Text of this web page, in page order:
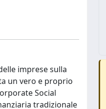
imprese sulla
un vero e proprio
Social
tradizionale